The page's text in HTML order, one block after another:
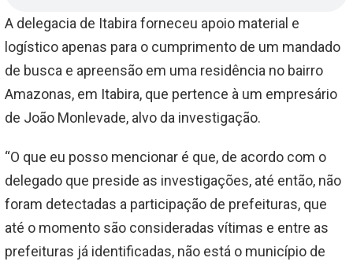
A delegacia de Itabira forneceu apoio material e
logístico apenas para o cumprimento de um mandado
de busca e apreensão em uma residência no bairro
Amazonas, em Itabira, que pertence à um empresário
de João Monlevade, alvo da investigação.
“O que eu posso mencionar é que, de acordo com o
delegado que preside as investigações, até então, não
foram detectadas a participação de prefeituras, que
até o momento são consideradas vítimas e entre as
prefeituras já identificadas, não está o município de